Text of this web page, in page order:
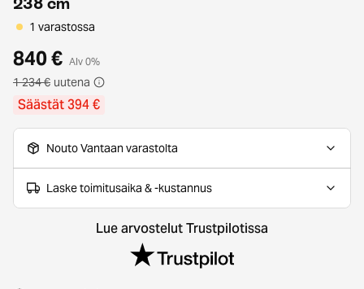
1 varastossa
840 € Alv 0%
1 234 € uutena
Säästät 394 €
Nouto Vantaan varastolta
Laske toimitusaika & -kustannus
Lue arvostelut Trustpilotissa